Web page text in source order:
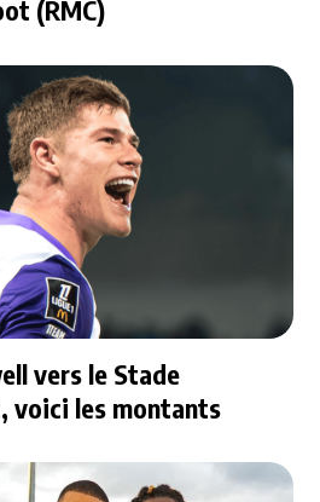
(RMC)
vers le Stade
voici les montants